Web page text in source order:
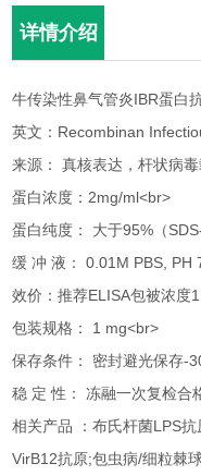
详情介绍
牛传染性鼻气管炎IBR蛋白
英文：Recombinan
来源： 真核表达，杆状病
蛋白浓度：2mg/ml<br>
蛋白纯度： 大于95%（
缓 冲 液： 0.01M PBS, PH
效价：推荐ELISA包被浓度
包装规格： 1 mg<br>
保存条件： 密封避光保存-
稳 定 性： 冻融一次复检合
相关产品 ：布氏杆菌LPS
VirB12抗原;包虫病/细粒棘